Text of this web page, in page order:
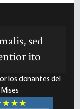
sed
ito
los donantes del